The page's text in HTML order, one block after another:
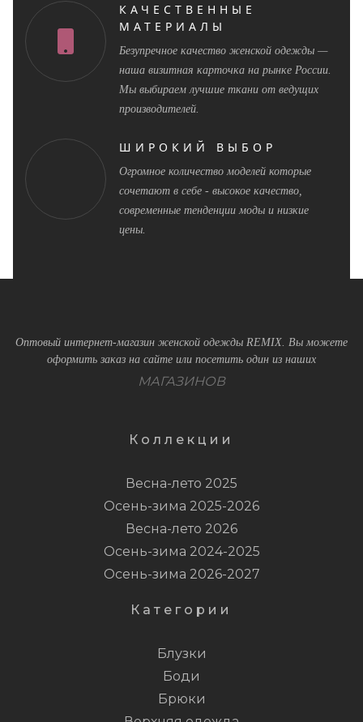
КАЧЕСТВЕННЫЕ
МАТЕРИАЛЫ
Безупречное качество женской одежды —
наша визитная карточка на рынке России.
Мы выбираем лучшие ткани от ведущих
производителей.
ШИРОКИЙ ВЫБОР
Огромное количество моделей которые
сочетают в себе - высокое качество,
современные тенденции моды и низкие
цены.
Оптовый интернет-магазин женской одежды REMIX. Вы можете
оформить заказ на сайте или посетить один из наших
МАГАЗИНОВ
Коллекции
Весна-лето 2025
Осень-зима 2025-2026
Весна-лето 2026
Осень-зима 2024-2025
Осень-зима 2026-2027
Категории
Блузки
Боди
Брюки